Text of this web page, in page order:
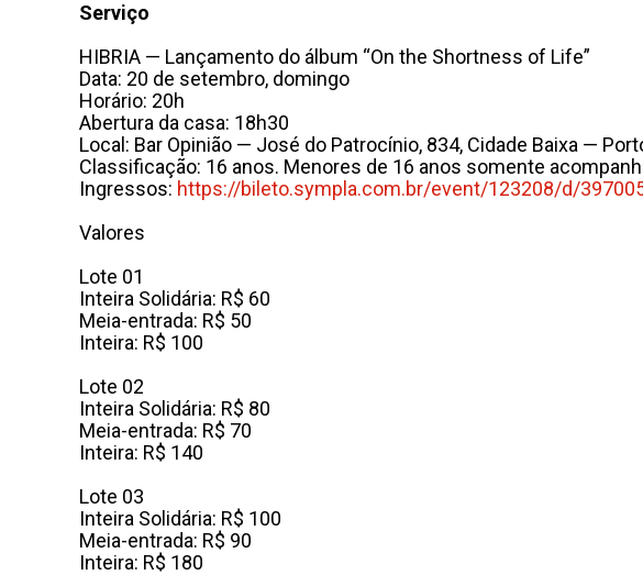
Serviço
HIBRIA — Lançamento do álbum “On the Shortness of Life”
Data: 20 de setembro, domingo
Horário: 20h
Abertura da casa: 18h30
Local: Bar Opinião — José do Patrocínio, 834, Cidade Baixa —
Classificação: 16 anos. Menores de 16 anos somente
Ingressos: https://bileto.sympla.com.br/event/123208/d/
Valores
Lote 01
Inteira Solidária: R$ 60
Meia-entrada: R$ 50
Inteira: R$ 100
Lote 02
Inteira Solidária: R$ 80
Meia-entrada: R$ 70
Inteira: R$ 140
Lote 03
Inteira Solidária: R$ 100
Meia-entrada: R$ 90
Inteira: R$ 180